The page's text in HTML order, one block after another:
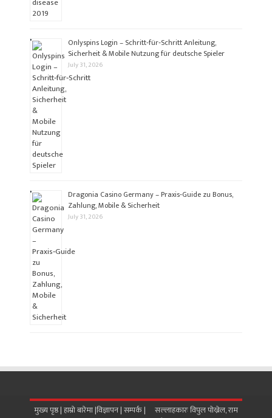
Onlyspins Login – Schritt‑für‑Schritt Anleitung,
Sicherheit & Mobile Nutzung für deutsche Spieler
July 31, 2026
Dragonia Casino Germany – Praxis‑Guide zu Bonus,
Zahlung, Mobile & Sicherheit
July 31, 2026
मुख्य पृष्ठ |हाम्रो बारेमा|विज्ञापन|सम्पर्क| सल्लाहकारः विपुल पोख्रेल, राम